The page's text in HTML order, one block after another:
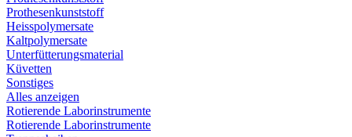
Prothesenkunststoff
Heisspolymersate
Kaltpolymersate
Unterfütterungsmaterial
Küvetten
Sonstiges
Alles anzeigen
Rotierende Laborinstrumente
Rotierende Laborinstrumente